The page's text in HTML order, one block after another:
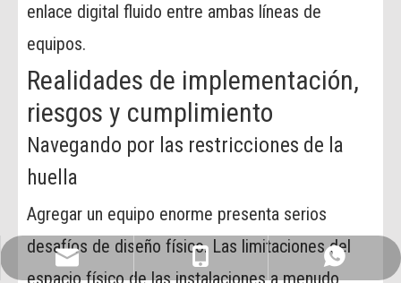
enlace digital fluido entre ambas líneas de
equipos.
Realidades de implementación,
riesgos y cumplimiento
Navegando por las restricciones de la
huella
Agregar un equipo enorme presenta serios
desafíos de diseño físico. Las limitaciones del
espacio físico de las instalaciones a menudo